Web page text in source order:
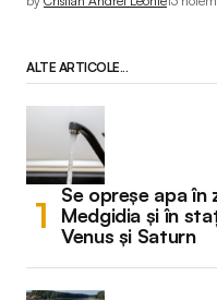
ALTE ARTICOLE...
Se opreșe apa în
Medgidia și în
Venus și Saturn